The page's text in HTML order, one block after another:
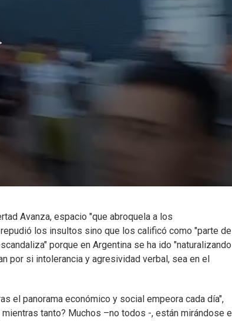
Avanza, espacio "que abroquela a los
los insultos sino que los calificó como "parte del
porque en Argentina se ha ido "naturalizando
por si intolerancia y agresividad verbal, sea en el
el panorama económico y social empeora cada día",
tanto? Muchos –no todos -, están mirándose el